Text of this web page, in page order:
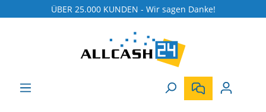
ÜBER 25.000 KUNDEN - Wir sagen Danke!